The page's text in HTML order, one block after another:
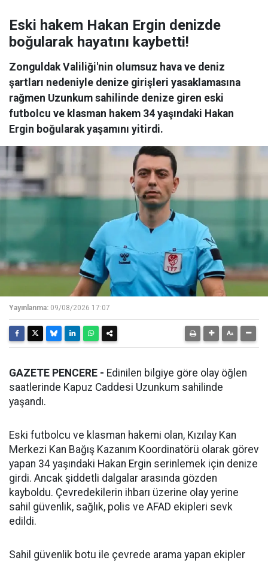
Eski hakem Hakan Ergin denizde
boğularak hayatını kaybetti!
Zonguldak Valiliği'nin olumsuz hava ve deniz
şartları nedeniyle denize girişleri yasaklamasına
rağmen Uzunkum sahilinde denize giren eski
futbolcu ve klasman hakem 34 yaşındaki Hakan
Ergin boğularak yaşamını yitirdi.
Yayınlanma: 09/08/2026 17:07
GAZETE PENCERE - Edinilen bilgiye göre olay öğlen
saatlerinde Kapuz Caddesi Uzunkum sahilinde
yaşandı.
Eski futbolcu ve klasman hakemi olan, Kızılay Kan
Merkezi Kan Bağış Kazanım Koordinatörü olarak görev
yapan 34 yaşındaki Hakan Ergin serinlemek için denize
girdi. Ancak şiddetli dalgalar arasında gözden
kayboldu. Çevredekilerin ihbarı üzerine olay yerine
sahil güvenlik, sağlık, polis ve AFAD ekipleri sevk
edildi.
Sahil güvenlik botu ile çevrede arama yapan ekipler